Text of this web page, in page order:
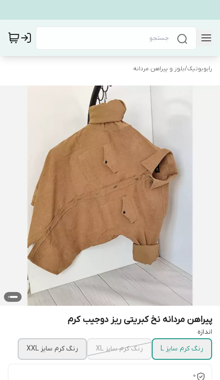
رابوبوتیک/بلوز و پیراهن مردانه
پیراهن مردانه نخ کبریتی ریز دوجیب کرم
اندازه
رنگ کرم سایز L
رنگ کرم سایز XL رنگ کرم سایز XXL
0